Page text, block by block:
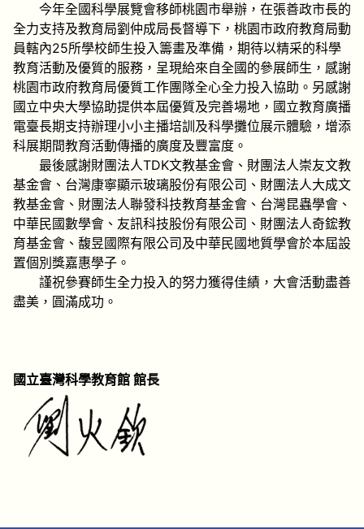
今年全國科學展覽會移師桃園市舉辦，在張善政市長的
全力支持及教育局劉仲成局長督導下，桃園市政府教育局動
員轄內25所學校師生投入籌畫及準備，期待以精采的科學
教育活動及優質的服務，呈現給來自全國的參展師生，感謝
桃園市政府教育局優質工作團隊全心全力投入協助。另感謝
國立中央大學協助提供本屆優質及完善場地，國立教育廣播
電臺長期支持辦理小小主播培訓及科學攤位展示體驗，增添
科展期間教育活動傳播的廣度及豐富度。
最後感謝財團法人TDK文教基金會、財團法人崇友文教
基金會、台灣康寧顯示玻璃股份有限公司、財團法人大成文
教基金會、財團法人聯發科技教育基金會、台灣昆蟲學會、
中華民國數學會、友訊科技股份有限公司、財團法人奇鋐教
育基金會、馥昱國際有限公司及中華民國地質學會於本屆設
置個別獎嘉惠學子。
謹祝參賽師生全力投入的努力獲得佳績，大會活動盡善
盡美，圓滿成功。
國立臺灣科學教育館 館長